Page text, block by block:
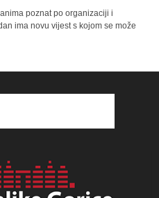
poznat po organizaciji i
ima novu vijest s kojom se može